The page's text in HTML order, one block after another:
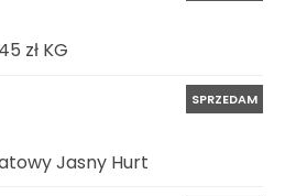
zł KG
SPRZEDAM
Jasny Hurt